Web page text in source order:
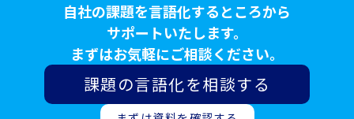
自社の課題を言語化するところから
サポートいたします。
まずはお気軽にご相談ください。
課題の言語化を相談する